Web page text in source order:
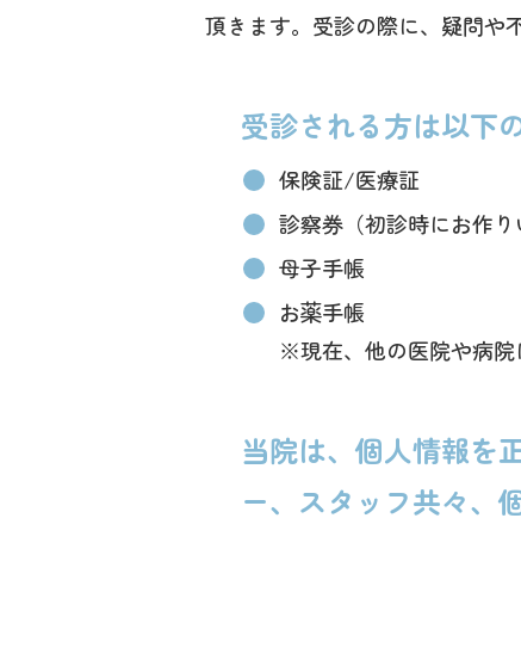
頂きます。受診の際に、疑問や
受診される方は以下
保険証/医療証
診察券（初診時にお作り
母子手帳
お薬手帳
※現在、他の医院や病院
当院は、個人情報を
ー、スタッフ共々、